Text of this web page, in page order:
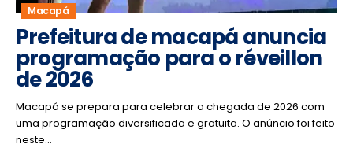
Macapá
Prefeitura de macapá anuncia
programação para o réveillon
de 2026
Macapá se prepara para celebrar a chegada de 2026 com
uma programação diversificada e gratuita. O anúncio foi feito
neste…